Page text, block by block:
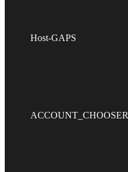
Host-GAPS
ACCOUNT_CHOOSER